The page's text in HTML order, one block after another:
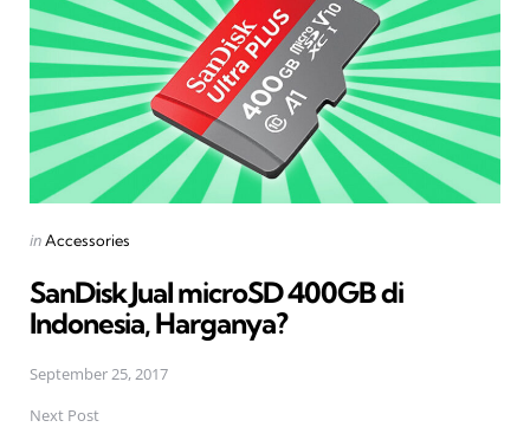
Posted
inAccessories
SanDisk Jual microSD 400GB di
Indonesia, Harganya?
September 25, 2017
Next Post